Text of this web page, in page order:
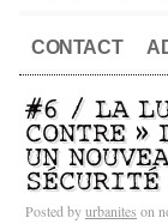
CONTACT
#6 / LA
CONTRE
UN
SÉCURITÉ
Posted byurbanites on